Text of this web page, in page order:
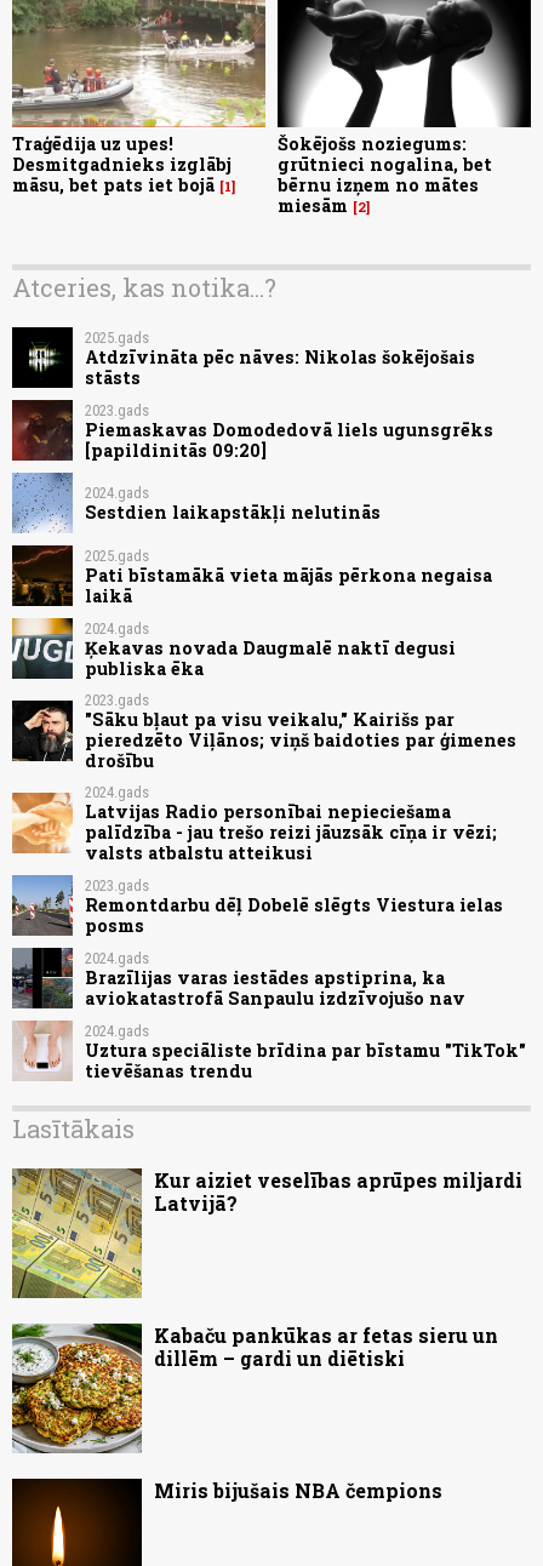
Traģēdija uz upes!
Desmitgadnieks izglābj
māsu, bet pats iet bojā 1
Šokējošs noziegums:
grūtnieci nogalina, bet
bērnu izņem no mātes
miesām
2
Atceries, kas notika...?
2025.gads
Atdzīvināta pēc nāves: Nikolas šokējošais
stāsts
2023.gads
Piemaskavas Domodedovā liels ugunsgrēks
[papildinitās 09:20]
2024.gads
Sestdien laikapstākļi nelutinās
2025.gads
Pati bīstamākā vieta mājās pērkona negaisa
laikā
2024.gads
Ķekavas novada Daugmalē naktī degusi
publiska ēka
2023.gads
"Sāku bļaut pa visu veikalu," Kairišs par
pieredzēto Viļānos; viņš baidoties par ģimenes
drošību
2024.gads
Latvijas Radio personībai nepieciešama
palīdzība - jau trešo reizi jāuzsāk cīņa ir vēzi;
valsts atbalstu atteikusi
2023.gads
Remontdarbu dēļ Dobelē slēgts Viestura ielas
posms
2024.gads
Brazīlijas varas iestādes apstiprina, ka
aviokatastrofā Sanpaulu izdzīvojušo nav
2024.gads
Uztura speciāliste brīdina par bīstamu "TikTok"
tievēšanas trendu
Lasītākais
Kur aiziet veselības aprūpes miljardi
Latvijā?
Kabaču pankūkas ar fetas sieru un
dillēm – gardi un diētiski
Miris bijušais NBA čempions